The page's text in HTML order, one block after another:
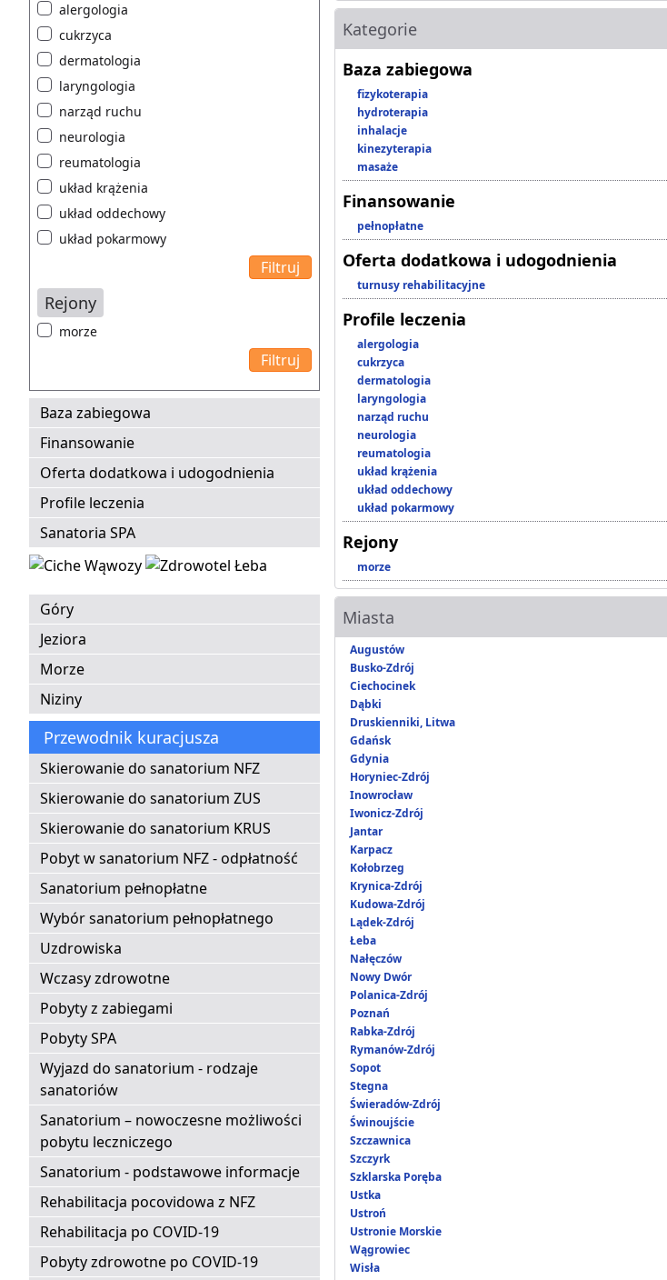
alergologia
cukrzyca
dermatologia
laryngologia
narząd ruchu
neurologia
reumatologia
układ krążenia
układ oddechowy
układ pokarmowy
Rejony
morze
Baza zabiegowa
Finansowanie
Oferta dodatkowa i udogodnienia
Profile leczenia
Sanatoria SPA
Góry
Jeziora
Morze
Niziny
Przewodnik kuracjusza
Skierowanie do sanatorium NFZ
Skierowanie do sanatorium ZUS
Skierowanie do sanatorium KRUS
Pobyt w sanatorium NFZ - odpłatność
Sanatorium pełnopłatne
Wybór sanatorium pełnopłatnego
Uzdrowiska
Wczasy zdrowotne
Pobyty z zabiegami
Pobyty SPA
Wyjazd do sanatorium - rodzaje
sanatoriów
Sanatorium – nowoczesne możliwości
pobytu leczniczego
Sanatorium - podstawowe informacje
Rehabilitacja pocovidowa z NFZ
Rehabilitacja po COVID-19
Pobyty zdrowotne po COVID-19
Kategorie
Baza zabiegowa
fizykoterapia
hydroterapia
inhalacje
kinezyterapia
masaże
Finansowanie
pełnopłatne
Oferta dodatkowa i udogodnienia
turnusy rehabilitacyjne
Profile leczenia
alergologia
cukrzyca
dermatologia
laryngologia
narząd ruchu
neurologia
reumatologia
układ krążenia
układ oddechowy
układ pokarmowy
Rejony
morze
Miasta
Augustów
Busko-Zdrój
Ciechocinek
Dąbki
Druskienniki, Litwa
Gdańsk
Gdynia
Horyniec-Zdrój
Inowrocław
Iwonicz-Zdrój
Jantar
Karpacz
Kołobrzeg
Krynica-Zdrój
Kudowa-Zdrój
Lądek-Zdrój
Łeba
Nałęczów
Nowy Dwór
Polanica-Zdrój
Poznań
Rabka-Zdrój
Rymanów-Zdrój
Sopot
Stegna
Świeradów-Zdrój
Świnoujście
Szczawnica
Szczyrk
Szklarska Poręba
Ustka
Ustroń
Ustronie Morskie
Wągrowiec
Wisła